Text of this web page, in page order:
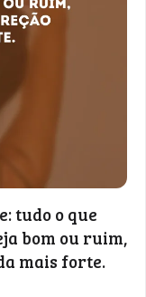
tudo o que
bom ou ruim,
mais forte.